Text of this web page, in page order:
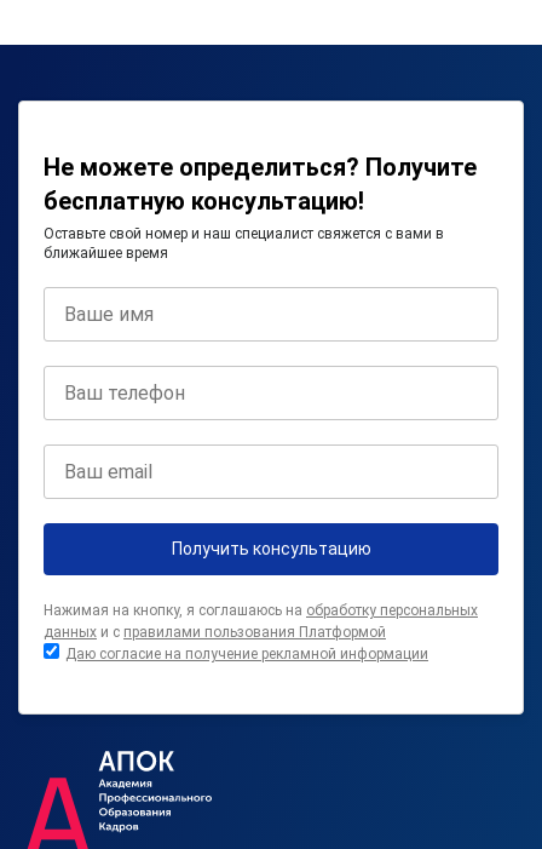
Не можете определиться? Получите
бесплатную консультацию!
Оставьте свой номер и наш специалист свяжется с вами в
ближайшее время
Получить консультацию
Нажимая на кнопку, я соглашаюсь на обработку персональных
данных и с правилами пользования Платформой
Даю согласие на получение рекламной информации